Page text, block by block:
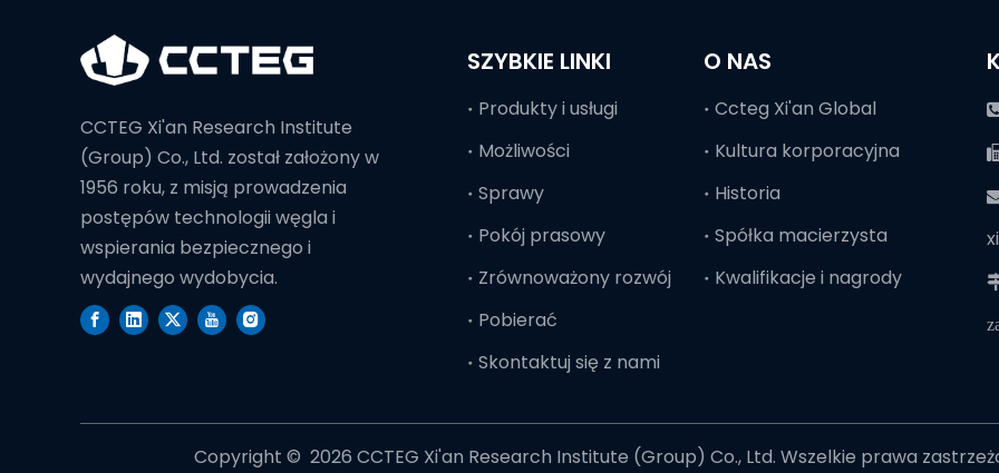
CCTEG Xi'an Research Institute
(Group) Co., Ltd. został założony w
1956 roku, z misją prowadzenia
postępów technologii węgla i
wspierania bezpiecznego i
wydajnego wydobycia.
SZYBKIE LINKI
Produkty i usługi
Możliwości
Sprawy
Pokój prasowy
Zrównoważony rozwój
Pobierać
Skontaktuj się z nami
O NAS
Ccteg Xi'an Global
Kultura korporacyjna
Historia
Spółka macierzysta
Kwalifikacje i nagrody

Copyright © ️ 2026 CCTEG Xi'an Research Institute (Group) Co., Ltd. Wszelkie prawa